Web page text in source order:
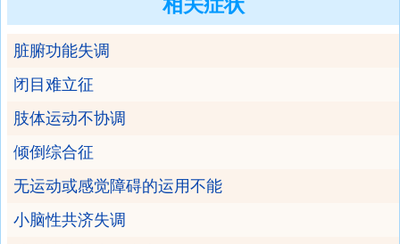
相关症状
脏腑功能失调
闭目难立征
肢体运动不协调
倾倒综合征
无运动或感觉障碍的运用不能
小脑性共济失调